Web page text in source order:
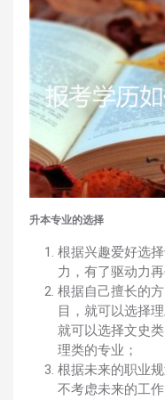
升本专业的选择
根据兴趣爱好选
力，有了驱动力
根据自己擅长的
目，就可以选择
就可以选择文史
理类的专业；
根据未来的职业
不考虑未来的工